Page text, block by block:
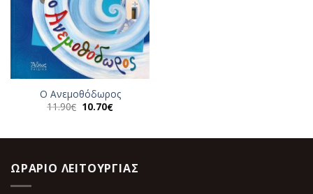
Ο Ανεμοθόδωρος
11.90€ Original
10.70€Η
10.70€.
ΩΡΆΡΙΟ ΛΕΙΤΟΥΡΓΊΑΣ